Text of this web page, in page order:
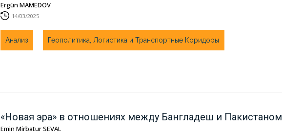
Ergün MAMEDOV
14/03/2025
Анализ Геополитика, Логистика и Транспортные Коридоры
«Новая эра» в отношениях между Бангладеш и Пакистаном
Emin Mirbatur SEVAL